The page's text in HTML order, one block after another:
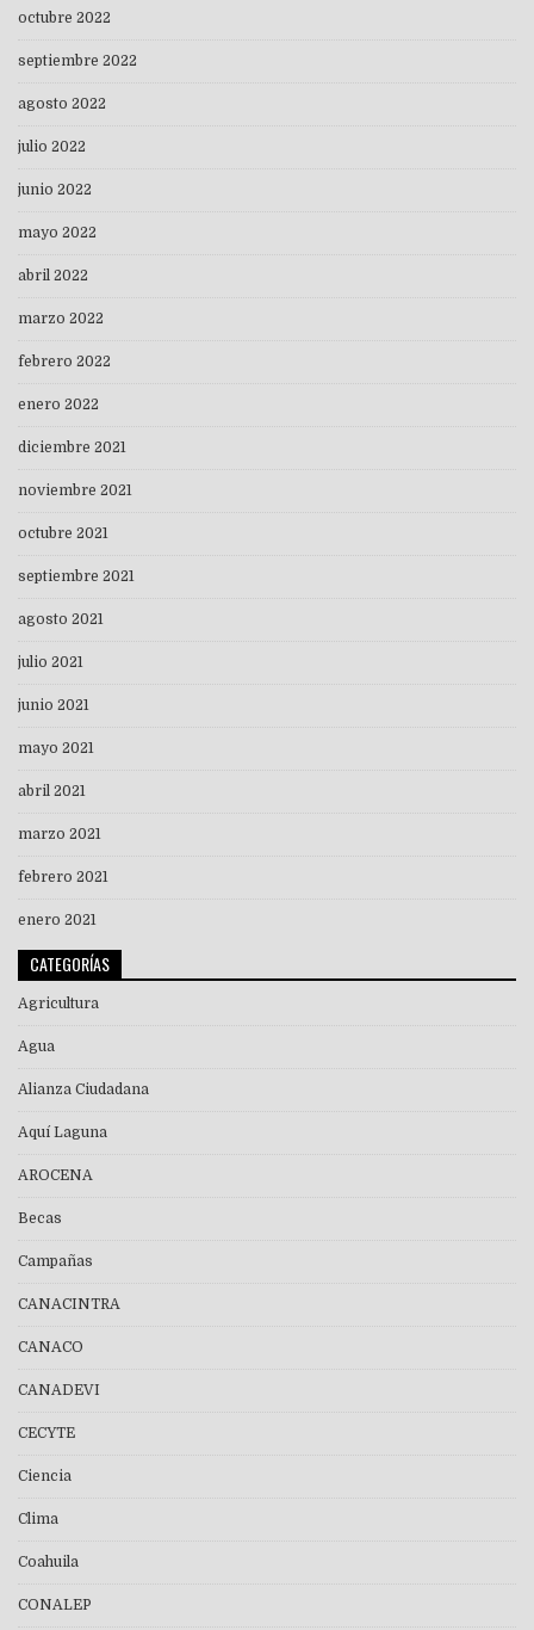
octubre 2022
septiembre 2022
agosto 2022
julio 2022
junio 2022
mayo 2022
abril 2022
marzo 2022
febrero 2022
enero 2022
diciembre 2021
noviembre 2021
octubre 2021
septiembre 2021
agosto 2021
julio 2021
junio 2021
mayo 2021
abril 2021
marzo 2021
febrero 2021
enero 2021
CATEGORÍAS
Agricultura
Agua
Alianza Ciudadana
Aquí Laguna
AROCENA
Becas
Campañas
CANACINTRA
CANACO
CANADEVI
CECYTE
Ciencia
Clima
Coahuila
CONALEP